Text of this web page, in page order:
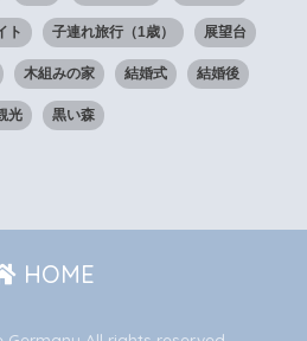
ト 子連れ旅行（1歳） 展望台
木組みの家 結婚式 結婚後
光 黒い森
HOME